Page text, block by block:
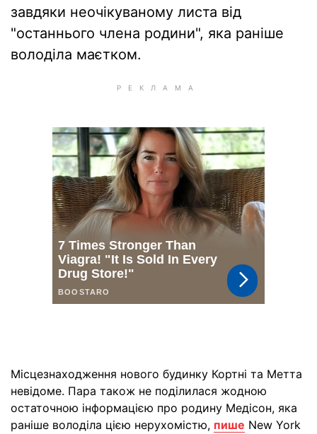
завдяки неочікуваному листа від
"останнього члена родини", яка раніше
володіла маєтком.
Місцезнаходження нового будинку Кортні та Метта
невідоме. Пара також не поділилася жодною
остаточною інформацією про родину Медісон, яка
раніше володіла цією нерухомістю, пише New York